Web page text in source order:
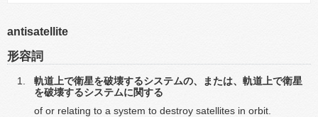
antisatellite
形容詞
軌道上で衛星を破壊するシステムの、または、軌道上で衛星
を破壊するシステムに関する
of or relating to a system to destroy satellites in orbit.